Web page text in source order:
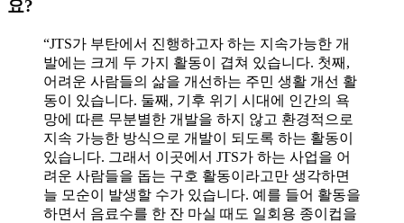
요?
“JTS가 부탄에서 진행하고자 하는 지속가능한 개
발에는 크게 두 가지 활동이 겹쳐 있습니다. 첫째,
어려운 사람들의 삶을 개선하는 주민 생활 개선 활
동이 있습니다. 둘째, 기후 위기 시대에 인간의 욕
망에 따른 무분별한 개발을 하지 않고 환경적으로
지속 가능한 방식으로 개발이 되도록 하는 활동이
있습니다. 그래서 이곳에서 JTS가 하는 사업을 어
려운 사람들을 돕는 구호 활동이라고만 생각하면
늘 모순이 발생할 수가 있습니다. 예를 들어 활동을
하면서 음료수를 한 잔 마실 때도 일회용 종이컵을